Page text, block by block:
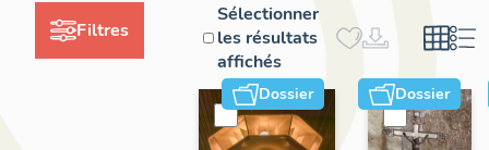
Filtres
Sélectionner
les résultats
affichés
Dossier Dossier